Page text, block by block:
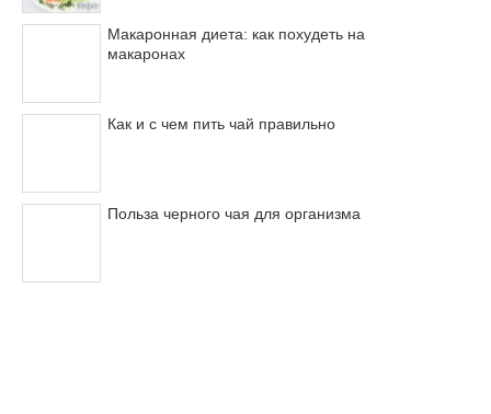
Макаронная диета: как похудеть на
макаронах
Как и с чем пить чай правильно
Польза черного чая для организма